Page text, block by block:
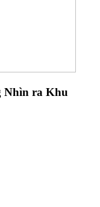
Nhìn ra Khu